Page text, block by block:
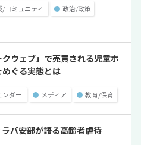
/コミュニティ ● 政治/政策
クウェブ」で売買される児童ポ
めぐる実態とは
ンダー ● メディア ● 教育/保育
ラバ安部が語る高齢者虐待